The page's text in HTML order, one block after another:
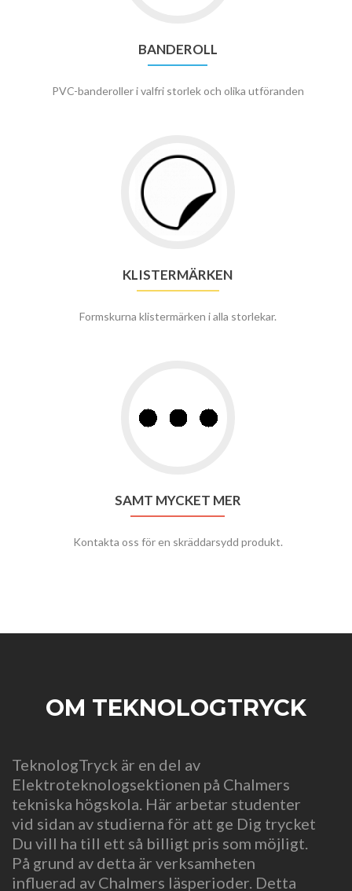
BANDEROLL
PVC-banderoller i valfri storlek och olika utföranden
KLISTERMÄRKEN
Formskurna klistermärken i alla storlekar.
SAMT MYCKET MER
Kontakta oss för en skräddarsydd produkt.
OM TEKNOLOGTRYCK
TeknologTryck är en del av
Elektroteknologsektionen på Chalmers
tekniska högskola. Här arbetar studenter
vid sidan av studierna för att ge Dig trycket
Du vill ha till ett så billigt pris som möjligt.
På grund av detta är verksamheten
influerad av Chalmers läsperioder. Detta